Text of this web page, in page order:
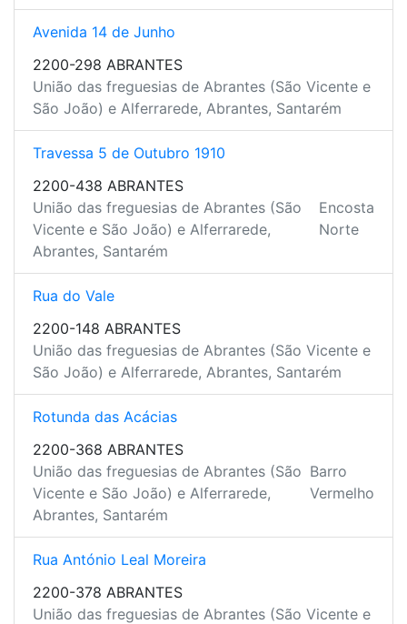
Avenida 14 de Junho
2200-298 ABRANTES
União das freguesias de Abrantes (São Vicente e
São João) e Alferrarede, Abrantes, Santarém
Travessa 5 de Outubro 1910
2200-438 ABRANTES
União das freguesias de Abrantes (São
Vicente e São João) e Alferrarede,
Abrantes, Santarém
Encosta
Norte
Rua do Vale
2200-148 ABRANTES
União das freguesias de Abrantes (São Vicente e
São João) e Alferrarede, Abrantes, Santarém
Rotunda das Acácias
2200-368 ABRANTES
União das freguesias de Abrantes (São
Vicente e São João) e Alferrarede,
Abrantes, Santarém
Barro
Vermelho
Rua António Leal Moreira
2200-378 ABRANTES
União das freguesias de Abrantes (São Vicente e